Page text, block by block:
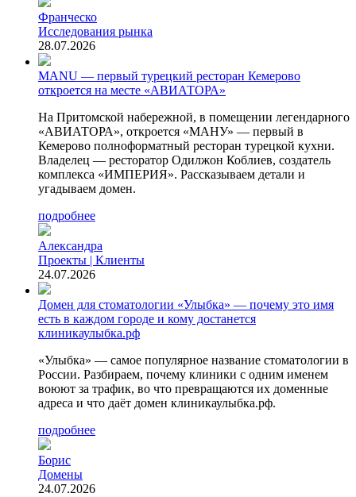
Франческо
Исследования рынка
28.07.2026
MANU — первый турецкий ресторан Кемерово
откроется на месте «АВИАТОРА»
На Притомской набережной, в помещении легендарного
«АВИАТОРА», откроется «МАНУ» — первый в
Кемерово полноформатный ресторан турецкой кухни.
Владелец — ресторатор Одилжон Коблиев, создатель
комплекса «ИМПЕРИЯ». Рассказываем детали и
угадываем домен.
подробнее
Александра
Проекты | Клиенты
24.07.2026
Домен для стоматологии «Улыбка» — почему это имя
есть в каждом городе и кому достанется
клиникаулыбка.рф
«Улыбка» — самое популярное название стоматологии в
России. Разбираем, почему клиники с одним именем
воюют за трафик, во что превращаются их доменные
адреса и что даёт домен клиникаулыбка.рф.
подробнее
Борис
Домены
24.07.2026